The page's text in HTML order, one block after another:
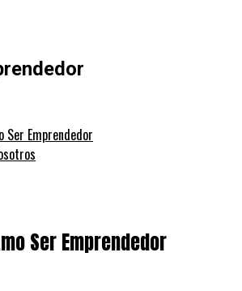
Ser Emprendedor
Ser Emprendedor